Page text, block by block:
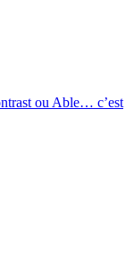
ou Able… c’est